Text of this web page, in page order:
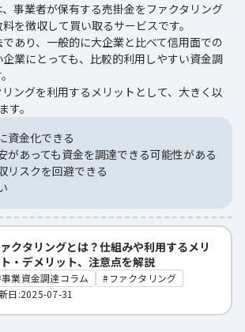
事業者が保有する売掛金をファクタリング
を徴収して買い取るサービスです。
あり、一般的に大企業と比べて信用面での
業にとっても、比較的利用しやすい資金調
ングを利用するメリットとして、大きく以
す。
資金化できる
があっても資金を調達できる可能性がある
リスクを回避できる
クタリングとは？仕組みや利用するメリ
・デメリット、注意点を解説
事業資金調達コラム
ファクタリング
日:2025-07-31